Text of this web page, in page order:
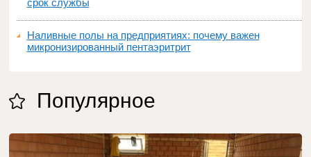
срок службы
Наливные полы на предприятиях: почему важен
микронизированный пентаэритрит
Популярное